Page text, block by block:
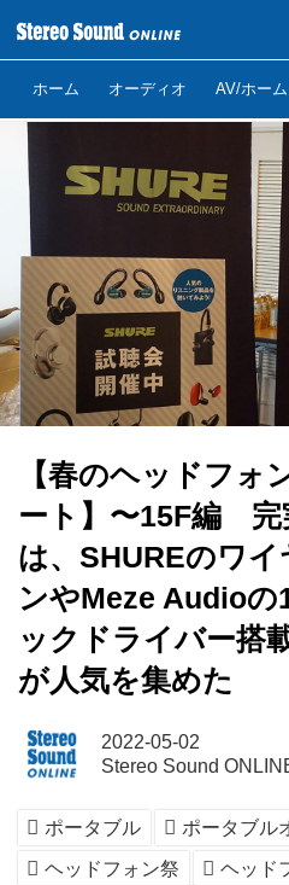
ホーム オーディオ AV/ホー
【春のヘッドフォ
ート】〜15F編 完
は、SHUREのワ
ンやMeze Audioの
ックドライバー搭
が人気を集めた
2022-05-02
Stereo Sound
ポータブル
ポータブル
ヘッドフォン祭
ヘッド